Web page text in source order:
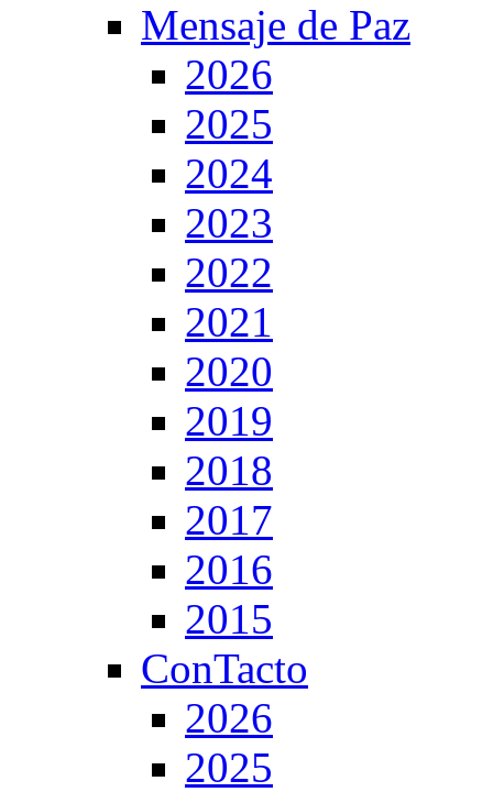
Mensaje de Paz
2026
2025
2024
2023
2022
2021
2020
2019
2018
2017
2016
2015
ConTacto
2026
2025